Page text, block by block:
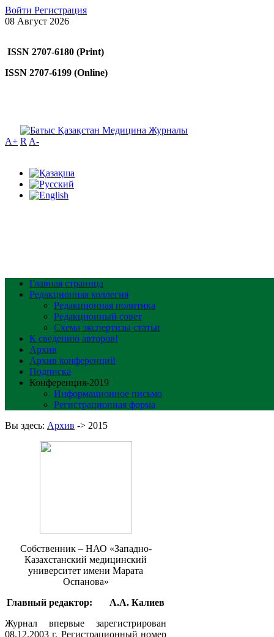
Войти Регистрация
08 Август 2026
ISSN 2707-6180 (Print)
ISSN 2707-6199 (Online)
A+ R A-
Главная страница
Редакционная коллегия
Редакционная политика
Редакционный совет
Схема экспертизы статьи
К сведению авторов!
Архив
Архив конференций
Подписка
Конференция-2019
Информационное письмо
Регистрационная форма
Вы здесь: Архив -> 2015
Собственник – НАО «Западно-
Казахстанский медицинский
университет имени Марата
Оспанова»
Главный редактор: А.А. Калиев
Журнал впервые зарегистрирован
08.12.2003 г. Регистрационный номер